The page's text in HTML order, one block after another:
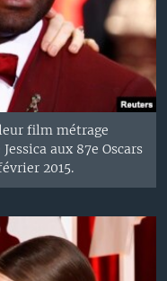
film métrage
Jessica aux 87e Oscars
2015.